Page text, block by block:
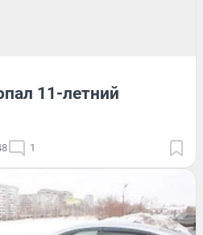
11-летний
1